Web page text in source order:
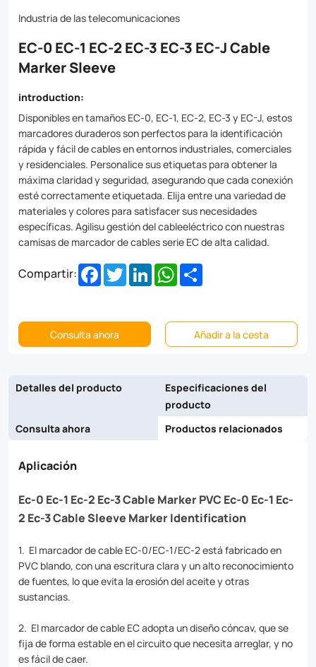
commercial,
and
residential
settings.
Customize
your
labels
for
maximum
clarity
and
ensuring
every
labeled.
Choose
variety
of
materials
and
colors
to
Industria de las telecomunicaciones
EC-0 EC-1 EC-2 EC-3 EC-3 EC-J Cable
Marker Sleeve
introduction:
Disponibles en tamaños EC-0, EC-1, EC-2, EC-3 y EC-J, estos
marcadores duraderos son perfectos para la identificación
rápida y fácil de cables en entornos industriales, comerciales
y residenciales. Personalice sus etiquetas para obtener la
máxima claridad y seguridad, asegurando que cada conexión
esté correctamente etiquetada. Elija entre una variedad de
materiales y colores para satisfacer sus necesidades
específicas. Agilisu gestión del cableeléctrico con nuestras
camisas de marcador de cables serie EC de alta calidad.
Compartir: Facebook
TwitterLinkedInWhatsApp
Consulta ahora Añadir a la cesta
Detalles del producto
Especificaciones del
producto
Consulta ahora
Productos relacionados
Aplicación
Ec-0 Ec-1 Ec-2 Ec-3 Cable Marker PVC Ec-0 Ec-1 Ec-
2 Ec-3 Cable Sleeve Marker Identification
1. El marcador de cable EC-0/EC-1/EC-2 está fabricado en
PVC blando, con una escritura clara y un alto reconocimiento
de fuentes, lo que evita la erosión del aceite y otras
sustancias.
2. El marcador de cable EC adopta un diseño cóncav, que se
fija de forma estable en el circuito que necesita arreglar, y no
es fácil de caer.